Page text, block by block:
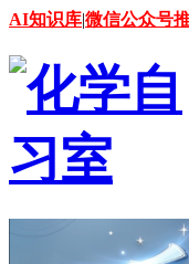
AI知识库|微信公众号